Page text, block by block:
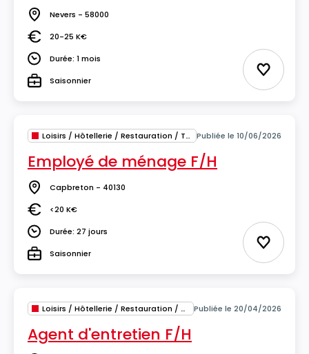
Lieu Nevers - 58000
Salaire20-25 K€
DuréeDurée: 1 mois
TypeSaisonnier Ajouter
Loisirs / Hôtellerie / Restauration / Tourisme Publiée le 10/06/2026
Employé de ménage F/H
Lieu Capbreton - 40130
Salaire<20 K€
DuréeDurée: 27 jours
TypeSaisonnier Ajouter
Loisirs / Hôtellerie / Restauration / Tourisme Publiée le 20/04/2026
Agent d'entretien F/H